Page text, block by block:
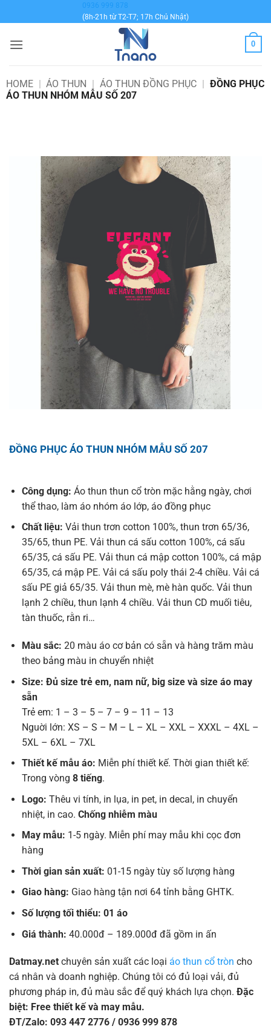
qua
dung
0936 999 878
(8h-21h từ T2-T7; 17h Chủ Nhật)
0
HOME | ÁO THUN | ÁO THUN ĐỒNG PHỤC | ĐỒNG PHỤC
ÁO THUN NHÓM MẪU SỐ 207
ĐỒNG PHỤC ÁO THUN NHÓM MẪU SỐ 207
Công dụng: Áo thun thun cổ tròn mặc hằng ngày, chơi
thể thao, làm áo nhóm áo lớp, áo đồng phục
Chất liệu: Vải thun trơn cotton 100%, thun trơn 65/36,
35/65, thun PE. Vải thun cá sấu cotton 100%, cá sấu
65/35, cá sấu PE. Vải thun cá mập cotton 100%, cá mập
65/35, cá mập PE. Vải cá sấu poly thái 2-4 chiều. Vải cá
sấu PE giả 65/35. Vải thun mè, mè hàn quốc. Vải thun
lạnh 2 chiều, thun lạnh 4 chiều. Vải thun CD muối tiêu,
tàn thuốc, rằn ri…
Màu sắc: 20 màu áo cơ bản có sẵn và hàng trăm màu
theo bảng màu in chuyển nhiệt
Size: Đủ size trẻ em, nam nữ, big size và size áo may
sẵn
Trẻ em: 1 – 3 – 5 – 7 – 9 – 11 – 13
Nguời lớn: XS – S – M – L – XL – XXL – XXXL – 4XL –
5XL – 6XL – 7XL
Thiết kế mẫu áo: Miễn phí thiết kế. Thời gian thiết kế:
Trong vòng 8 tiếng.
Logo: Thêu vi tính, in lụa, in pet, in decal, in chuyển
nhiệt, in cao. Chống nhiễm màu
May mẫu: 1-5 ngày. Miễn phí may mẫu khi cọc đơn
hàng
Thời gian sản xuất: 01-15 ngày tùy số lượng hàng
Giao hàng: Giao hàng tận nơi 64 tỉnh bằng GHTK.
Số lượng tối thiểu: 01 áo
Giá thành: 40.000đ – 189.000đ đã gồm in ấn
Datmay.net chuyên sản xuất các loại áo thun cổ tròn cho
cá nhân và doanh nghiệp. Chúng tôi có đủ loại vải, đủ
phương pháp in, đủ màu sắc để quý khách lựa chọn. Đặc
biệt: Free thiết kế và may mẫu.
ĐT/Zalo: 093 447 2776 / 0936 999 878